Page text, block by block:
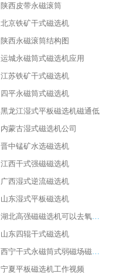
陕西皮带永磁滚筒
北京铁矿干式磁选机
陕西永磁滚筒结构图
运城永磁筒式磁选机应用
江苏铁矿干式磁选机
四平永磁筒式磁选机
黑龙江湿式平板磁选机磁通低
内蒙古湿式磁选机公司
晋中锰矿水选磁选机
江西干式强磁磁选机
广西湿式逆流磁选机
山东湿式平板磁选机
山东四辊干式磁选机
宁夏平板磁选机工作视频